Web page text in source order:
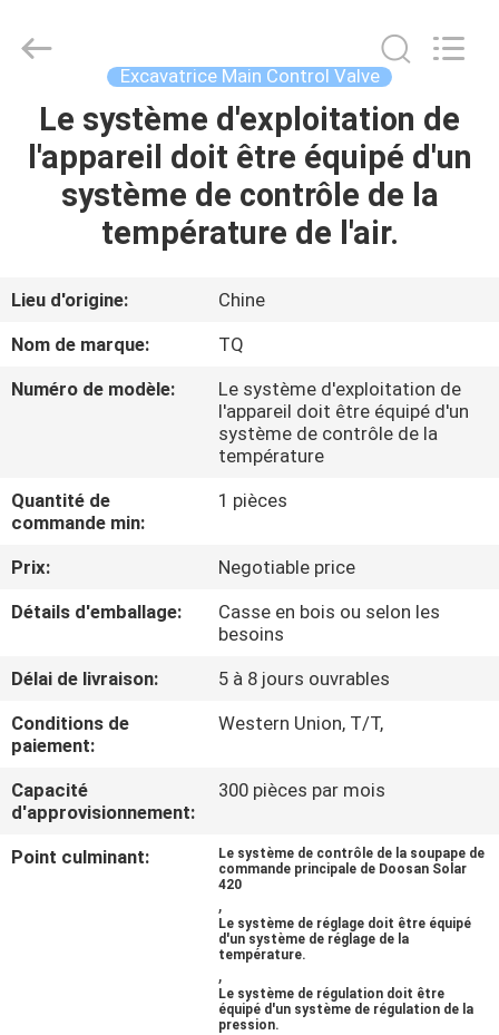
APERÇU
PRODUITS
VR
DE
NOUS
VISITE
D'USINE
CONTRÔLE
LA
QUALITÉ
Machinery
Excavatrice Main Control Valve
Le système d'exploitation de
l'appareil doit être équipé d'un
système de contrôle de la
température de l'air.
Lieu d'origine:
Chine
Nom de marque:
TQ
Numéro de modèle:
Le système d'exploitation de
l'appareil doit être équipé d'un
système de contrôle de la
température
Quantité de
commande min:
1 pièces
Prix:
Negotiable price
Détails d'emballage:
Casse en bois ou selon les
besoins
Délai de livraison:
5 à 8 jours ouvrables
Conditions de
paiement:
Western Union, T/T,
Capacité
d'approvisionnement:
300 pièces par mois
Point culminant:
Le système de contrôle de la soupape de
commande principale de Doosan Solar
420
,
Le système de réglage doit être équipé
d'un système de réglage de la
température.
,
Le système de régulation doit être
équipé d'un système de régulation de la
pression.